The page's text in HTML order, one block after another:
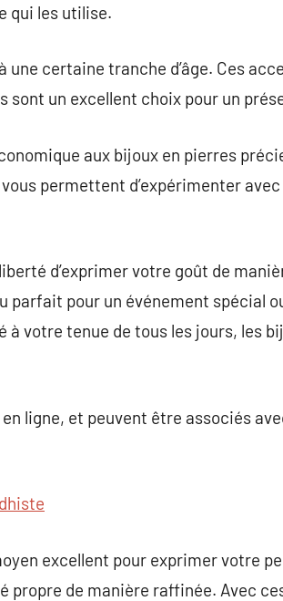
qui les utilise.
certaine tranche d’âge. Ces
sont un excellent choix pour un
aux bijoux en pierres
permettent d’expérimenter
d’exprimer votre goût de
parfait pour un événement spécial
à votre tenue de tous les jours, les
ligne, et peuvent être associés
excellent pour exprimer votre
de manière raffinée. Avec